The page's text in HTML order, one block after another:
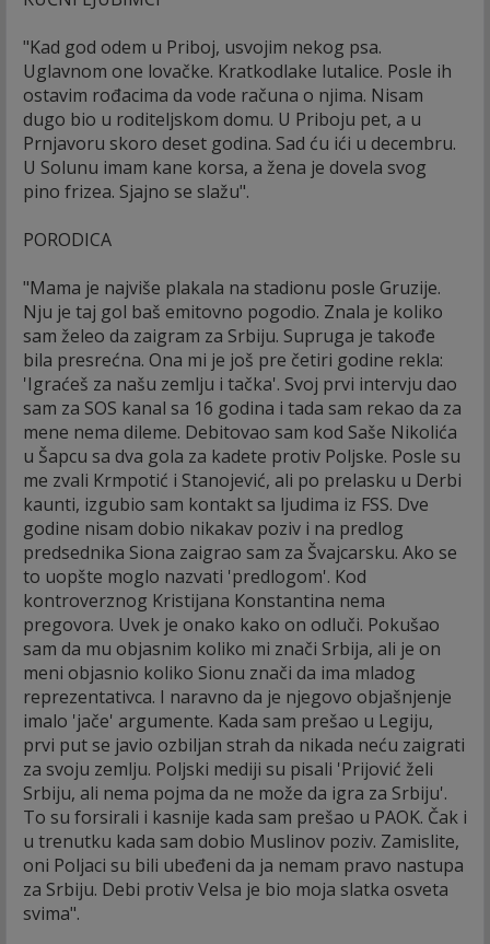
"Kad god odem u Priboj, usvojim nekog psa.
Uglavnom one lovačke. Kratkodlake lutalice. Posle ih
ostavim rođacima da vode računa o njima. Nisam
dugo bio u roditeljskom domu. U Priboju pet, a u
Prnjavoru skoro deset godina. Sad ću ići u decembru.
U Solunu imam kane korsa, a žena je dovela svog
pino frizea. Sjajno se slažu".
PORODICA
"Mama je najviše plakala na stadionu posle Gruzije.
Nju je taj gol baš emitovno pogodio. Znala je koliko
sam želeo da zaigram za Srbiju. Supruga je takođe
bila presrećna. Ona mi je još pre četiri godine rekla:
'Igraćeš za našu zemlju i tačka'. Svoj prvi intervju dao
sam za SOS kanal sa 16 godina i tada sam rekao da za
mene nema dileme. Debitovao sam kod Saše Nikolića
u Šapcu sa dva gola za kadete protiv Poljske. Posle su
me zvali Krmpotić i Stanojević, ali po prelasku u Derbi
kaunti, izgubio sam kontakt sa ljudima iz FSS. Dve
godine nisam dobio nikakav poziv i na predlog
predsednika Siona zaigrao sam za Švajcarsku. Ako se
to uopšte moglo nazvati 'predlogom'. Kod
kontroverznog Kristijana Konstantina nema
pregovora. Uvek je onako kako on odluči. Pokušao
sam da mu objasnim koliko mi znači Srbija, ali je on
meni objasnio koliko Sionu znači da ima mladog
reprezentativca. I naravno da je njegovo objašnjenje
imalo 'jače' argumente. Kada sam prešao u Legiju,
prvi put se javio ozbiljan strah da nikada neću zaigrati
za svoju zemlju. Poljski mediji su pisali 'Prijović želi
Srbiju, ali nema pojma da ne može da igra za Srbiju'.
To su forsirali i kasnije kada sam prešao u PAOK. Čak i
u trenutku kada sam dobio Muslinov poziv. Zamislite,
oni Poljaci su bili ubeđeni da ja nemam pravo nastupa
za Srbiju. Debi protiv Velsa je bio moja slatka osveta
svima".